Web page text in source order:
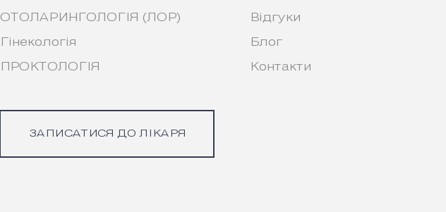
ОТОЛАРИНГОЛОГІЯ (ЛОР)
Гінекологія
ПРОКТОЛОГІЯ
Відгуки
Блог
Контакти
ЗАПИСАТИСЯ ДО ЛІКАРЯ